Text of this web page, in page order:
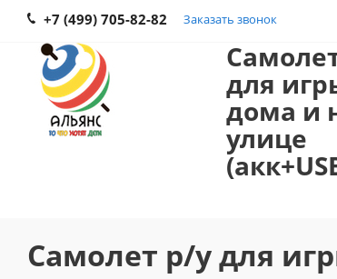
+7 (499) 705-82-82 Заказать звонок
для
дома и
улице
Самолет р/у для